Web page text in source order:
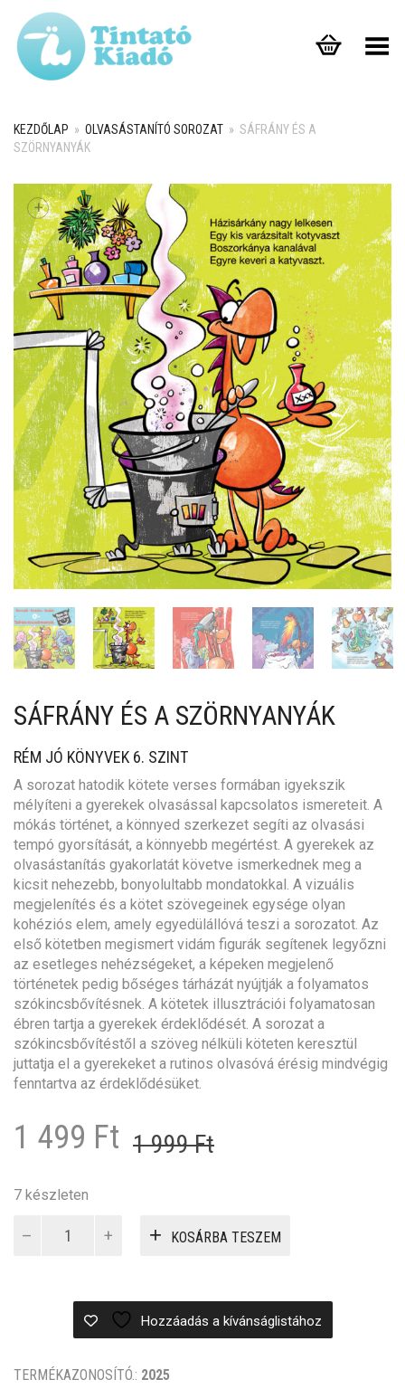
Toggle Menu
KEZDŐLAP » OLVASÁSTANÍTÓ SOROZAT » SÁFRÁNY ÉS A
SZÖRNYANYÁK
+
SÁFRÁNY ÉS A SZÖRNYANYÁK
RÉM JÓ KÖNYVEK 6. SZINT
A sorozat hatodik kötete verses formában igyekszik
mélyíteni a gyerekek olvasással kapcsolatos ismereteit. A
mókás történet, a könnyed szerkezet segíti az olvasási
tempó gyorsítását, a könnyebb megértést. A gyerekek az
olvasástanítás gyakorlatát követve ismerkednek meg a
kicsit nehezebb, bonyolultabb mondatokkal. A vizuális
megjelenítés és a kötet szövegeinek egysége olyan
kohéziós elem, amely egyedülállóvá teszi a sorozatot. Az
első kötetben megismert vidám figurák segítenek legyőzni
az esetleges nehézségeket, a képeken megjelenő
történetek pedig bőséges tárházát nyújtják a folyamatos
szókincsbővítésnek. A kötetek illusztrációi folyamatosan
ébren tartja a gyerekek érdeklődését. A sorozat a
szókincsbővítéstől a szöveg nélküli köteten keresztül
juttatja el a gyerekeket a rutinos olvasóvá érésig mindvégig
fenntartva az érdeklődésüket.
1 999FtOriginal
1
1 499 Ft
Current
1
7 készleten
mennyiség
KOSÁRBA TESZEM
Hozzáadás a kívánságlistához
TERMÉKAZONOSÍTÓ.: 2025